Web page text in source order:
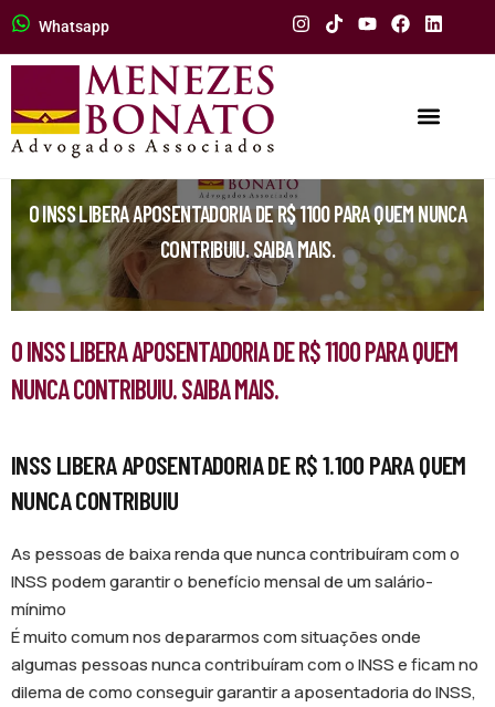
Whatsapp
O INSS LIBERA APOSENTADORIA DE R$ 1100 PARA QUEM NUNCA
CONTRIBUIU. SAIBA MAIS.
O INSS LIBERA APOSENTADORIA DE R$ 1100 PARA QUEM
NUNCA CONTRIBUIU. SAIBA MAIS.
INSS LIBERA APOSENTADORIA DE R$ 1.100 PARA QUEM
NUNCA CONTRIBUIU
As pessoas de baixa renda que nunca contribuíram com o
INSS podem garantir o benefício mensal de um salário-
mínimo
É muito comum nos depararmos com situações onde
algumas pessoas nunca contribuíram com o INSS e ficam no
dilema de como conseguir garantir a aposentadoria do INSS,